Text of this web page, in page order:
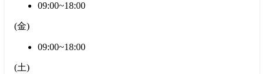
09:00~18:00
(金)
09:00~18:00
(土)